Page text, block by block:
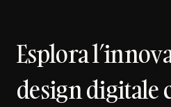
Esplora
design digitale